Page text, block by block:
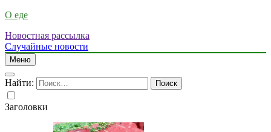
О еде
Новостная рассылка
Случайные новости
Меню
Найти:
Заголовки